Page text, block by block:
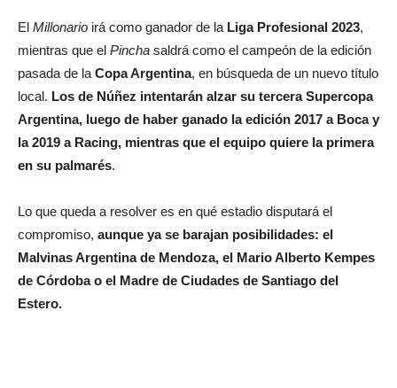
El Millonario irá como ganador de laLiga Profesional 2023,
mientras que el Pincha saldrá como el campeón de la edición
pasada de laCopa Argentina, en búsqueda de un nuevo título
local. Los de Núñez intentarán alzar su tercera Supercopa
Argentina, luego de haber ganado la edición 2017 a Boca y
la 2019 a Racing, mientras que el equipo quiere la primera
en su palmarés.
Lo que queda a resolver es en qué estadio disputará el
compromiso, aunque ya se barajan posibilidades: el
Malvinas Argentina de Mendoza, el Mario Alberto Kempes
de Córdoba o el Madre de Ciudades de Santiago del
Estero.